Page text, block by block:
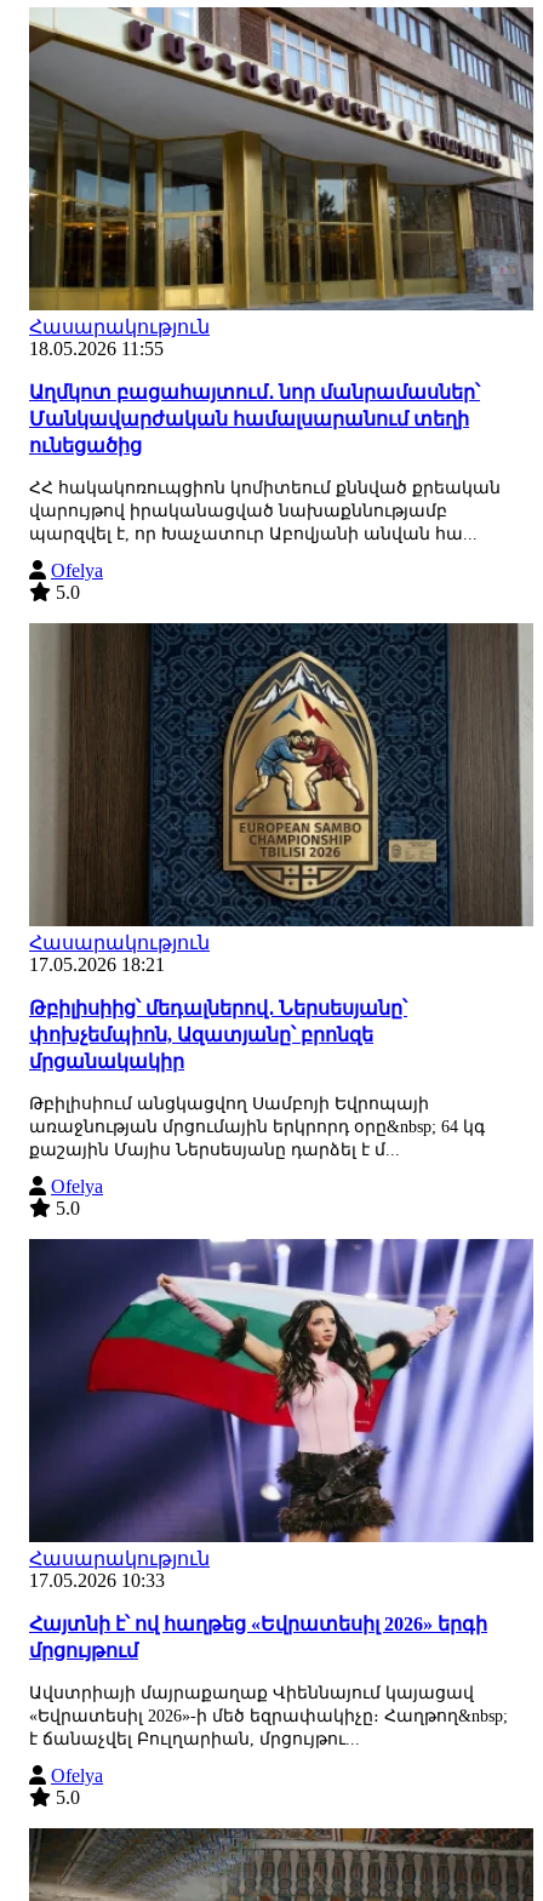
Հասարակություն
18.05.2026 11:55
Աղմկոտ բացահայտում․ նոր մանրամասներ՝
Մանկավարժական համալսարանում տեղի
ունեցածից
ՀՀ հակակոռուպցիոն կոմիտեում քննված քրեական
վարույթով իրականացված նախաքննությամբ
պարզվել է, որ Խաչատուր Աբովյանի անվան հա...
Ofelya
5.0
Հասարակություն
17.05.2026 18:21
Թբիլիսիից՝ մեդալներով․ Ներսեսյանը՝
փոխչեմպիոն, Ազատյանը՝ բրոնզե
մրցանակակիր
Թբիլիսիում անցկացվող Սամբոյի Եվրոպայի
առաջնության մրցումային երկրորդ օրը&nbsp; 64 կգ
քաշային Մայիս Ներսեսյանը դարձել է մ...
Ofelya
5.0
Հասարակություն
17.05.2026 10:33
Հայտնի է՝ ով հաղթեց «Եվրատեսիլ 2026» երգի
մրցույթում
Ավստրիայի մայրաքաղաք Վիեննայում կայացավ
«Եվրատեսիլ 2026»-ի մեծ եզրափակիչը։ Հաղթող&nbsp;
է ճանաչվել Բուլղարիան, մրցույթու...
Ofelya
5.0